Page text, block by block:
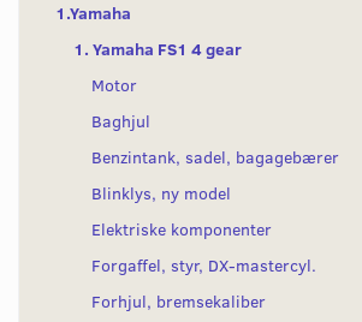
1.Yamaha
1. Yamaha FS1 4 gear
Motor
Baghjul
Benzintank, sadel, bagagebærer
Blinklys, ny model
Elektriske komponenter
Forgaffel, styr, DX-mastercyl.
Forhjul, bremsekaliber